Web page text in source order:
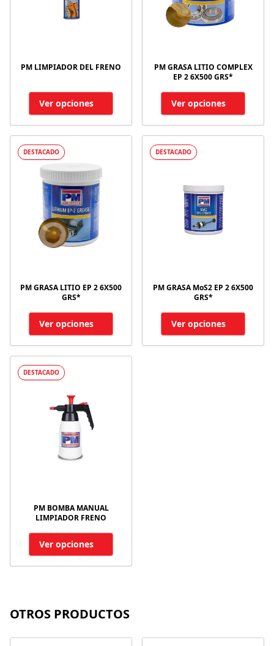
PM LIMPIADOR DEL FRENO
Ver opciones
PM GRASA LITIO COMPLEX
EP 2 6X500 GRS*
Ver opciones
DESTACADO
PM GRASA LITIO EP 2 6X500
GRS*
Ver opciones
DESTACADO
PM GRASA MoS2 EP 2 6X500
GRS*
Ver opciones
DESTACADO
PM BOMBA MANUAL
LIMPIADOR FRENO
Ver opciones
OTROS PRODUCTOS